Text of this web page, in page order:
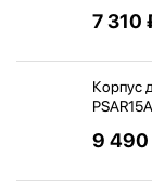
7 310
Корпус
9 490